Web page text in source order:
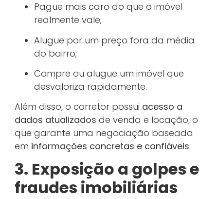
Pague mais caro do que o imóvel
realmente vale;
Alugue por um preço fora da média
do bairro;
Compre ou alugue um imóvel que
desvaloriza rapidamente.
Além disso, o corretor possui acesso a
dados atualizados de venda e locação, o
que garante uma negociação baseada
em informações concretas e confiáveis.
3. Exposição a golpes e
fraudes imobiliárias